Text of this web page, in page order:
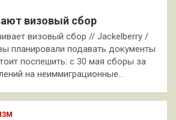
визовый сбор
визовый сбор // Jackelberry /
планировали подавать документы
поспешить: с 30 мая сборы за
на неиммиграционные…